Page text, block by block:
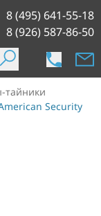
8 (495) 641-55-18
8 (926) 587-86-50
тайники
Security